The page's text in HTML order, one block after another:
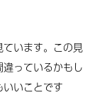
います。この見
っているかもし
いことです